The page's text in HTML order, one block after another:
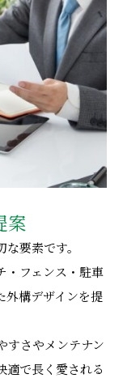
案
要素です。
・フェンス・駐車
外構デザインを提
すさやメンテナン
適で長く愛される